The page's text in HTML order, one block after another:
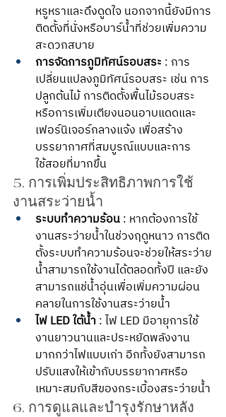
หรูหราและดึงดูดใจ นอกจากนี้ยังมีการ
ติดตั้งที่นั่งหรือบาร์น้ำที่ช่วยเพิ่มความ
สะดวกสบาย
การจัดการภูมิทัศน์รอบสระ : การ
เปลี่ยนแปลงภูมิทัศน์รอบสระ เช่น การ
ปลูกต้นไม้ การติดตั้งพื้นไม้รอบสระ
หรือการเพิ่มเตียงนอนอาบแดดและ
เฟอร์นิเจอร์กลางแจ้ง เพื่อสร้าง
บรรยากาศที่สมบูรณ์แบบและการ
ใช้สอยที่มากขึ้น
5. การเพิ่มประสิทธิภาพการใช้
งานสระว่ายน้ำ
ระบบทำความร้อน : หากต้องการใช้
งานสระว่ายน้ำในช่วงฤดูหนาว การติด
ตั้งระบบทำความร้อนจะช่วยให้สระว่าย
น้ำสามารถใช้งานได้ตลอดทั้งปี และยัง
สามารถแช่น้ำอุ่นเพื่อเพิ่มความผ่อน
คลายในการใช้งานสระว่ายน้ำ
ไฟ LED ใต้น้ำ : ไฟ LED มีอายุการใช้
งานยาวนานและประหยัดพลังงาน
มากกว่าไฟแบบเก่า อีกทั้งยังสามารถ
ปรับแสงให้เข้ากับบรรยากาศหรือ
เหมาะสมกับสีของกระเบื้องสระว่ายน้ำ
6. การดูแลและบำรุงรักษาหลัง